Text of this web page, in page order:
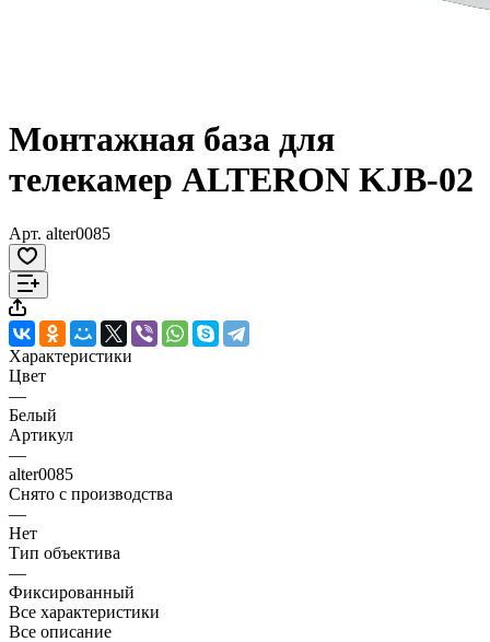
Монтажная база для
телекамер ALTERON KJB-02
Арт. alter0085
Характеристики
Цвет
—
Белый
Артикул
—
alter0085
Снято с производства
—
Нет
Тип объектива
—
Фиксированный
Все характеристики
Все описание